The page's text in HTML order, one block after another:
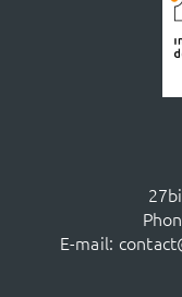
E-mail: